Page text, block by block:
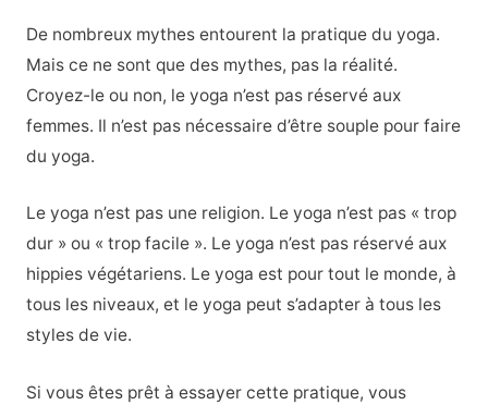
De nombreux mythes entourent la pratique du yoga.
Mais ce ne sont que des mythes, pas la réalité.
Croyez-le ou non, le yoga n’est pas réservé aux
femmes. Il n’est pas nécessaire d’être souple pour faire
du yoga.
Le yoga n’est pas une religion. Le yoga n’est pas « trop
dur » ou « trop facile ». Le yoga n’est pas réservé aux
hippies végétariens. Le yoga est pour tout le monde, à
tous les niveaux, et le yoga peut s’adapter à tous les
styles de vie.
Si vous êtes prêt à essayer cette pratique, vous